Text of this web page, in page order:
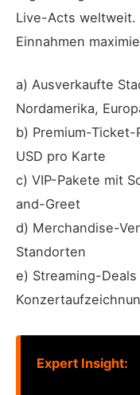
Live-Acts weltweit.
Einnahmen
a) Ausverkaufte
Nordamerika,
b) Premium-
USD pro Karte
c) VIP-Pakete mit
and-Greet
d) Merchandise-
Standorten
e) Streaming-
Expert Insight: